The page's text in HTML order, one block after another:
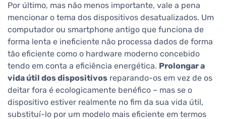
Por último, mas não menos importante, vale a pena
mencionar o tema dos dispositivos desatualizados. Um
computador ou smartphone antigo que funciona de
forma lenta e ineficiente não processa dados de forma
tão eficiente como o hardware moderno concebido
tendo em conta a eficiência energética. Prolongar a
vida útil dos dispositivos reparando-os em vez de os
deitar fora é ecologicamente benéfico – mas se o
dispositivo estiver realmente no fim da sua vida útil,
substituí-lo por um modelo mais eficiente em termos